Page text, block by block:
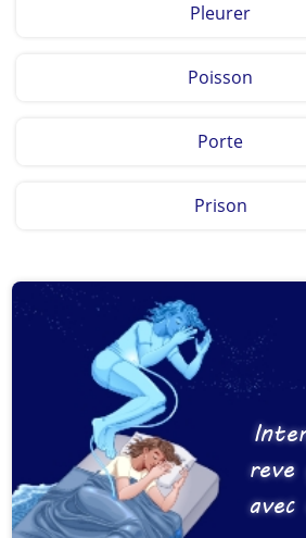
Pleurer
Poisson
Porte
Prison